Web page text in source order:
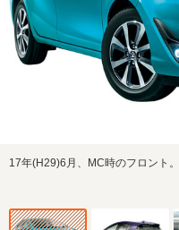
17年(H29)6月、MC時のフロント